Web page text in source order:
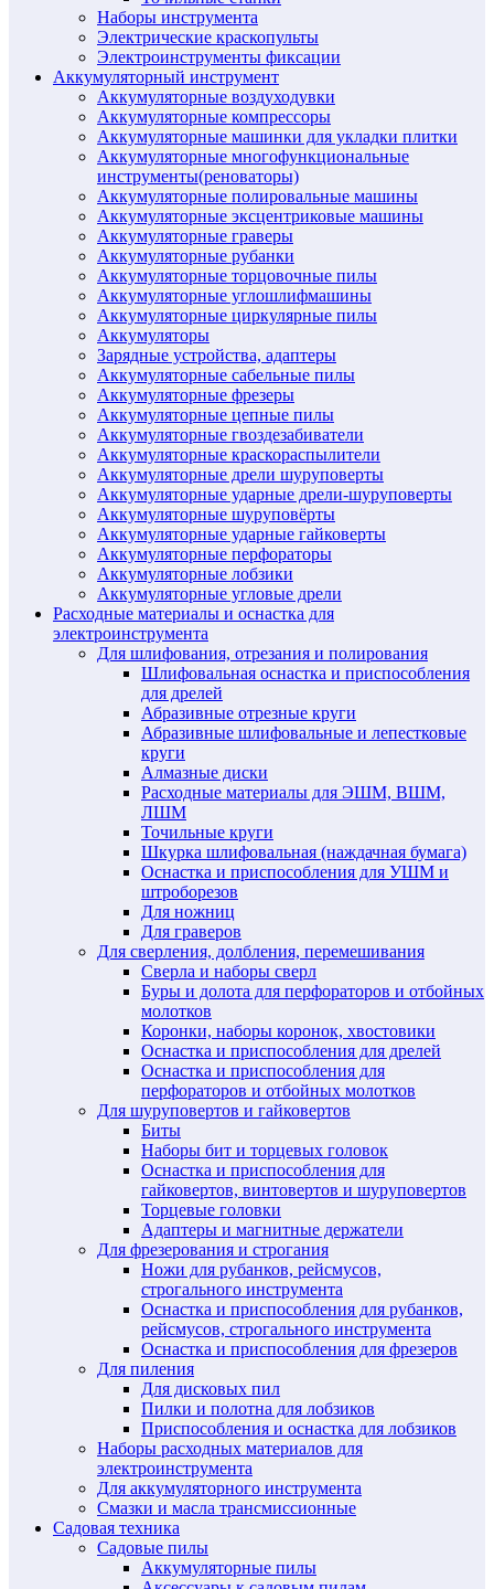
Наборы инструмента
Электрические краскопульты
Электроинструменты фиксации
Аккумуляторный инструмент
Аккумуляторные воздуходувки
Аккумуляторные компрессоры
Аккумуляторные машинки для укладки плитки
Аккумуляторные многофункциональные
инструменты(реноваторы)
Аккумуляторные полировальные машины
Аккумуляторные эксцентриковые машины
Аккумуляторные граверы
Аккумуляторные рубанки
Аккумуляторные торцовочные пилы
Аккумуляторные углошлифмашины
Аккумуляторные циркулярные пилы
Аккумуляторы
Зарядные устройства, адаптеры
Аккумуляторные сабельные пилы
Аккумуляторные фрезеры
Аккумуляторные цепные пилы
Аккумуляторные гвоздезабиватели
Аккумуляторные краскораспылители
Аккумуляторные дрели шуруповерты
Аккумуляторные ударные дрели-шуруповерты
Аккумуляторные шуруповёрты
Аккумуляторные ударные гайковерты
Аккумуляторные перфораторы
Аккумуляторные лобзики
Аккумуляторные угловые дрели
Расходные материалы и оснастка для
электроинструмента
Для шлифования, отрезания и полирования
Шлифовальная оснастка и приспособления
для дрелей
Абразивные отрезные круги
Абразивные шлифовальные и лепестковые
круги
Алмазные диски
Расходные материалы для ЭШМ, ВШМ,
ЛШМ
Точильные круги
Шкурка шлифовальная (наждачная бумага)
Оснастка и приспособления для УШМ и
штроборезов
Для ножниц
Для граверов
Для сверления, долбления, перемешивания
Сверла и наборы сверл
Буры и долота для перфораторов и отбойных
молотков
Коронки, наборы коронок, хвостовики
Оснастка и приспособления для дрелей
Оснастка и приспособления для
перфораторов и отбойных молотков
Для шуруповертов и гайковертов
Биты
Наборы бит и торцевых головок
Оснастка и приспособления для
гайковертов, винтовертов и шуруповертов
Торцевые головки
Адаптеры и магнитные держатели
Для фрезерования и строгания
Ножи для рубанков, рейсмусов,
строгального инструмента
Оснастка и приспособления для рубанков,
рейсмусов, строгального инструмента
Оснастка и приспособления для фрезеров
Для пиления
Для дисковых пил
Пилки и полотна для лобзиков
Приспособления и оснастка для лобзиков
Наборы расходных материалов для
электроинструмента
Для аккумуляторного инструмента
Смазки и масла трансмиссионные
Садовая техника
Садовые пилы
Аккумуляторные пилы